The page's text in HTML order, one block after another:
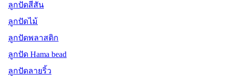
ลูกปัดสีสัน
ลูกปัดไม้
ลูกปัดพลาสติก
ลูกปัด Hama bead
ลูกปัดลายริ้ว